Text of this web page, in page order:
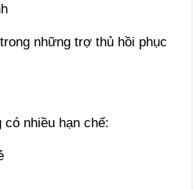
những trợ thủ hồi phục
có nhiều hạn chế: